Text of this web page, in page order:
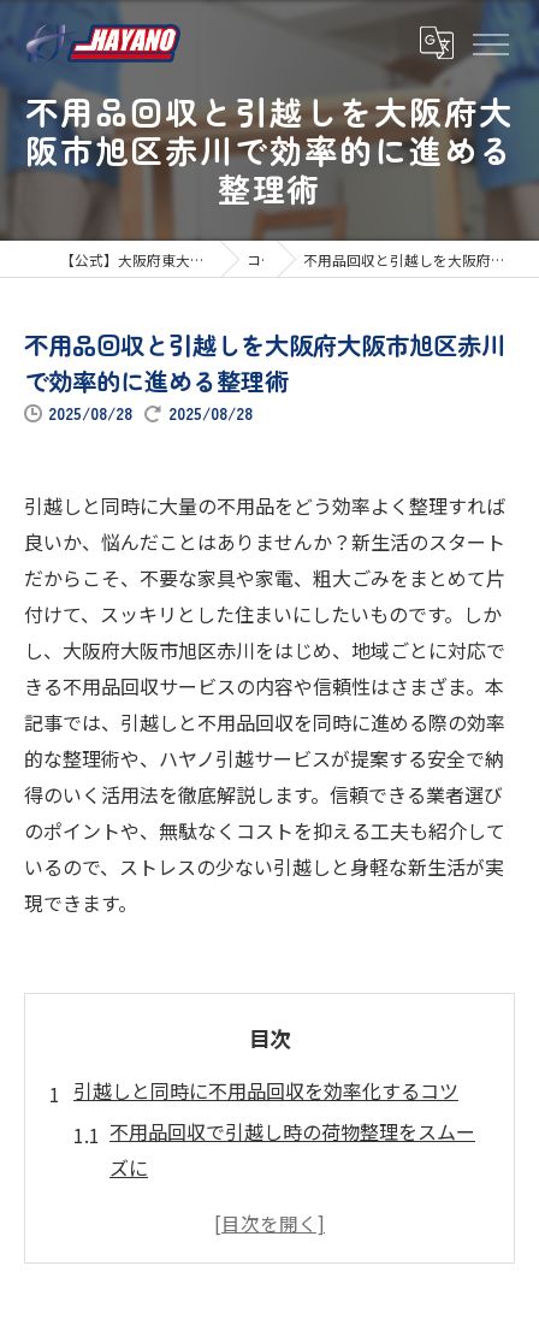
不用品回収と引越しを大阪府大
阪市旭区赤川で効率的に進める
整理術
【公式】大阪府東大阪市の引越しならハヤノ運送 コラム 不用品回収と引越しを大阪府大阪市旭区赤川で効率的に進める整理術
不用品回収と引越しを大阪府大阪市旭区赤川
で効率的に進める整理術
2025/08/28 2025/08/28
引越しと同時に大量の不用品をどう効率よく整理すれば
良いか、悩んだことはありませんか？新生活のスタート
だからこそ、不要な家具や家電、粗大ごみをまとめて片
付けて、スッキリとした住まいにしたいものです。しか
し、大阪府大阪市旭区赤川をはじめ、地域ごとに対応で
きる不用品回収サービスの内容や信頼性はさまざま。本
記事では、引越しと不用品回収を同時に進める際の効率
的な整理術や、ハヤノ引越サービスが提案する安全で納
得のいく活用法を徹底解説します。信頼できる業者選び
のポイントや、無駄なくコストを抑える工夫も紹介して
いるので、ストレスの少ない引越しと身軽な新生活が実
現できます。
目次
引越しと同時に不用品回収を効率化するコツ
不用品回収で引越し時の荷物整理をスムー
ズに
大阪で無料の不用品回収サービスを賢く活